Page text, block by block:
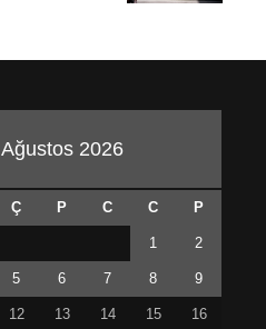
Ağustos 2026
Ç P C C P
1 2
5 6 7 8 9
12 13 14 15 16